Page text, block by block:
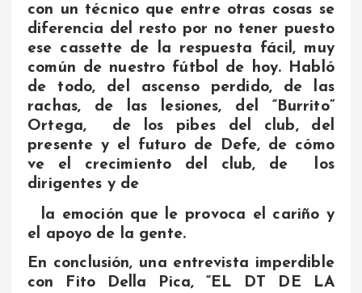
con un técnico que entre otras cosas se
diferencia del resto por no tener puesto
ese cassette de la respuesta fácil, muy
común de nuestro fútbol de hoy. Habló
de todo, del ascenso perdido, de las
rachas, de las lesiones, del “Burrito”
Ortega, de los pibes del club, del
presente y el futuro de Defe, de cómo
ve el crecimiento del club, de los
dirigentes y de
la emoción que le provoca el cariño y
el apoyo de la gente.
En conclusión, una entrevista imperdible
con Fito Della Pica, “EL DT DE LA